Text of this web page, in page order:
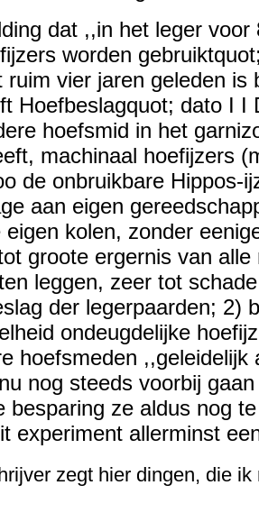
dat ,,in het leger
worden
ruim vier jaren geleden is
Hoefbeslagquot; dato I
hoefsmid in het
machinaal hoefijzers
de onbruikbare Hippos-
aan eigen
eigen kolen, zonder
groote ergernis van
leggen, zeer tot
der legerpaarden; 2)
ondeugdelijke
hoefsmeden
nog steeds voorbij
besparing ze aldus nog
experiment allerminst
zegt hier dingen, die